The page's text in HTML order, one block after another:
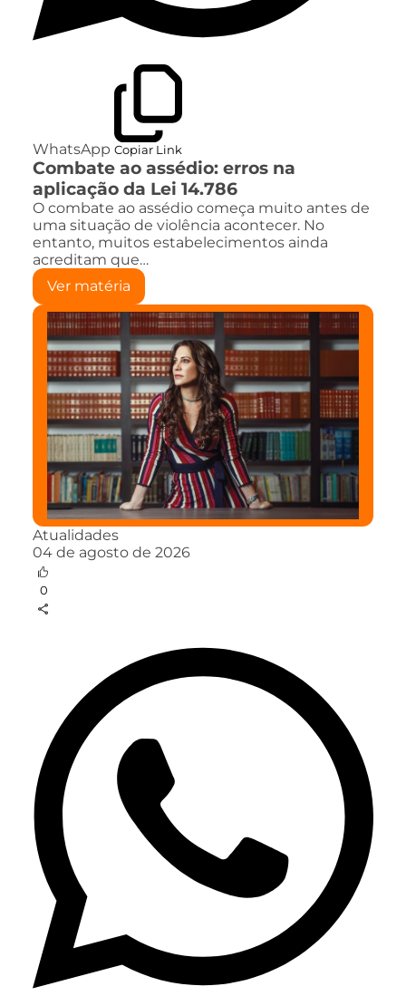
WhatsApp Copiar Link
Combate ao assédio: erros na
aplicação da Lei 14.786
O combate ao assédio começa muito antes de
uma situação de violência acontecer. No
entanto, muitos estabelecimentos ainda
acreditam que…
Ver matéria
Atualidades
04 de agosto de 2026
0